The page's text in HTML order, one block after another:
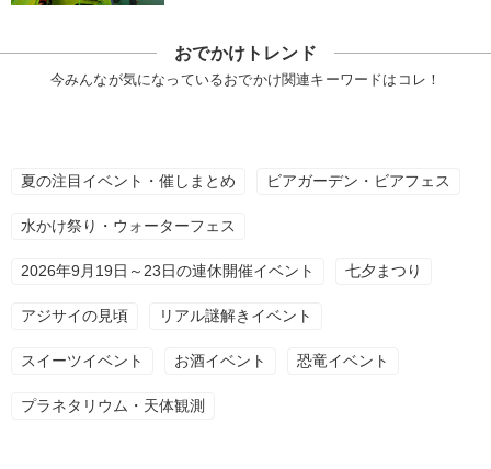
おでかけトレンド
今みんなが気になっているおでかけ関連キーワードはコレ！
夏の注目イベント・催しまとめ ビアガーデン・ビアフェス
水かけ祭り・ウォーターフェス
2026年9月19日～23日の連休開催イベント 七夕まつり
アジサイの見頃 リアル謎解きイベント
スイーツイベント お酒イベント 恐竜イベント
プラネタリウム・天体観測